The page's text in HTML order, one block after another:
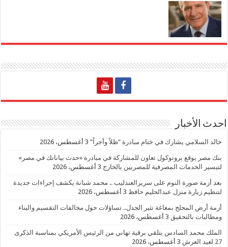
احدث الأخبار
خالد السلامي يشارك في ختام مبادرة “ظلاً وأجراً” 3 أغسطس، 2026
بنك مصر يوقع بروتوكول تعاون للمشاركة في مبادرة «حدث بياناتك في مصر»
لتيسير الخدمات المصرفية للمصريين بالخارج 3 أغسطس، 2026
بعد أزمة صورة النوم على سريرالعندليب .. محمد شبانة يكشف إجراءات جديدة
لتنظيم زيارة منزل عبدالحليم حافظ 3 أغسطس، 2026
أزمة أرض المحلج بمغاغة تثير الجدل.. تساؤلات حول مخالفات التقسيم والبناء
ومطالبات بالتحقيق 3 أغسطس، 2026
الملك محمد السادس يتلقي برقية تهاني من الرئيس الأمريكي بمناسبة الذكرى
27 لعيد العرش
3 أغسطس، 2026